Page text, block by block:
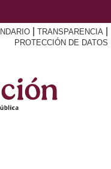
TRANSPARENCIA
PROTECCIÓN DE DATOS